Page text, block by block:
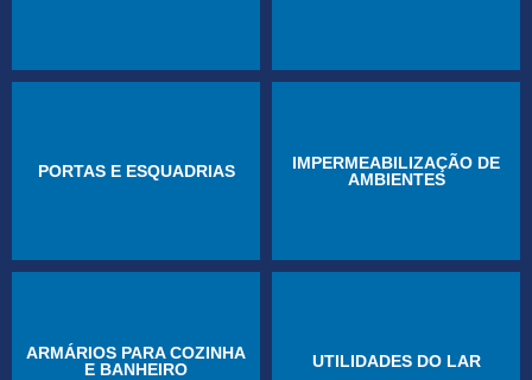
PORTAS E ESQUADRIAS
IMPERMEABILIZAÇÃO DE
AMBIENTES
ARMÁRIOS PARA COZINHA
E BANHEIRO
UTILIDADES DO LAR